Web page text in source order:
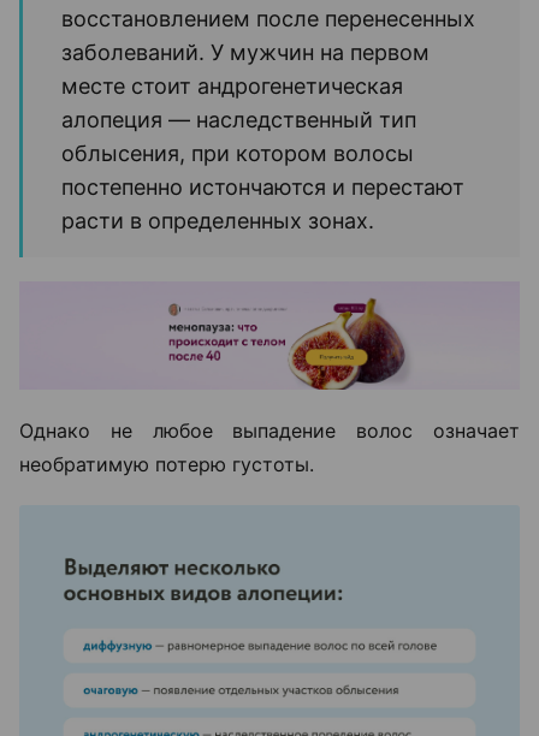
восстановлением после перенесенных
заболеваний. У мужчин на первом
месте стоит андрогенетическая
алопеция — наследственный тип
облысения, при котором волосы
постепенно истончаются и перестают
расти в определенных зонах.
Однако не любое выпадение волос означает
необратимую потерю густоты.